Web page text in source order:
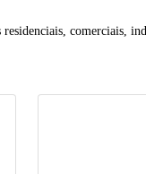
residenciais, comerciais,